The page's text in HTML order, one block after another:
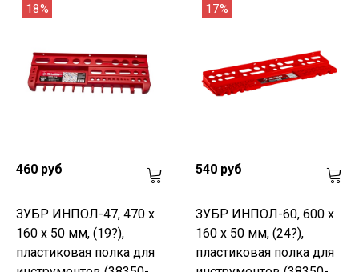
18%
460 руб
ЗУБР ИНПОЛ-47, 470 х
160 х 50 мм, (19?),
пластиковая полка для
17%
540 руб
ЗУБР ИНПОЛ-60, 600 х
160 х 50 мм, (24?),
пластиковая полка для